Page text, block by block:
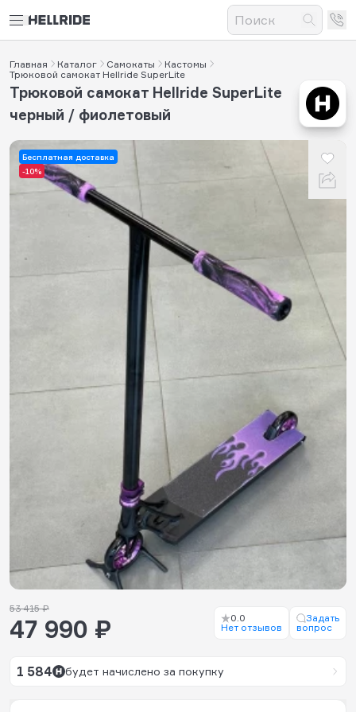
Главная Каталог Самокаты
Кастомы
Трюковой самокат Hellride SuperLite
Бесплатная доставка
-10%
Трюковой самокат Hellride SuperLite
черный / фиолетовый
53 415 ₽
47 990 ₽
0.0
Нет отзывов
Задать
вопрос
1 584 будет начислено за покупку